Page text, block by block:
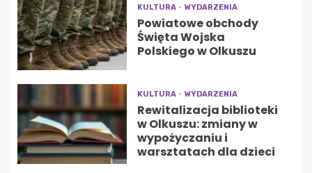
KULTURA WYDARZENIA
Powiatowe obchody
Święta Wojska
Polskiego w Olkuszu
KULTURA WYDARZENIA
Rewitalizacja biblioteki
w Olkuszu: zmiany w
wypożyczaniu i
warsztatach dla dzieci